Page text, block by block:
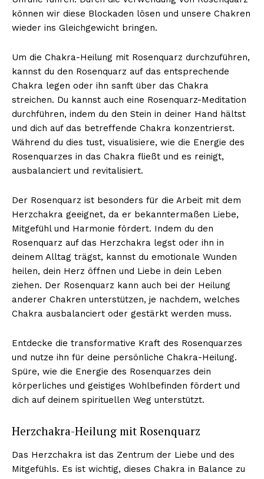
können wir diese Blockaden lösen und unsere Chakren
wieder ins Gleichgewicht bringen.
Um die Chakra-Heilung mit Rosenquarz durchzuführen,
kannst du den Rosenquarz auf das entsprechende
Chakra legen oder ihn sanft über das Chakra
streichen. Du kannst auch eine Rosenquarz-Meditation
durchführen, indem du den Stein in deiner Hand hältst
und dich auf das betreffende Chakra konzentrierst.
Während du dies tust, visualisiere, wie die Energie des
Rosenquarzes in das Chakra fließt und es reinigt,
ausbalanciert und revitalisiert.
Der Rosenquarz ist besonders für die Arbeit mit dem
Herzchakra geeignet, da er bekanntermaßen Liebe,
Mitgefühl und Harmonie fördert. Indem du den
Rosenquarz auf das Herzchakra legst oder ihn in
deinem Alltag trägst, kannst du emotionale Wunden
heilen, dein Herz öffnen und Liebe in dein Leben
ziehen. Der Rosenquarz kann auch bei der Heilung
anderer Chakren unterstützen, je nachdem, welches
Chakra ausbalanciert oder gestärkt werden muss.
Entdecke die transformative Kraft des Rosenquarzes
und nutze ihn für deine persönliche Chakra-Heilung.
Spüre, wie die Energie des Rosenquarzes dein
körperliches und geistiges Wohlbefinden fördert und
dich auf deinem spirituellen Weg unterstützt.
Herzchakra-Heilung mit Rosenquarz
Das Herzchakra ist das Zentrum der Liebe und des
Mitgefühls. Es ist wichtig, dieses Chakra in Balance zu